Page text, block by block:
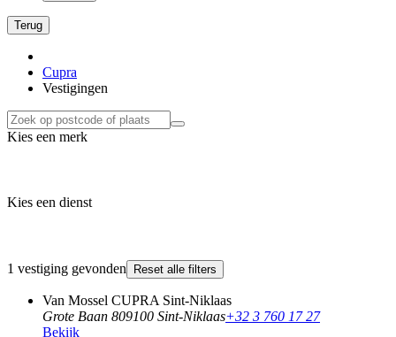
Terug
Cupra
Vestigingen
Kies een merk
Kies een dienst
1 vestiging gevonden Reset alle filters
Van Mossel CUPRA Sint-Niklaas
Grote Baan 809100 Sint-Niklaas+32 3 760 17 27
Bekijk